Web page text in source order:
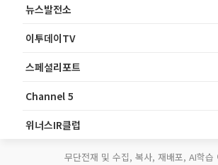
뉴스발전소
이투데이TV
스페셜리포트
Channel 5
위너스IR클럽
무단전재 및 수집, 복사, 재배포, AI학습